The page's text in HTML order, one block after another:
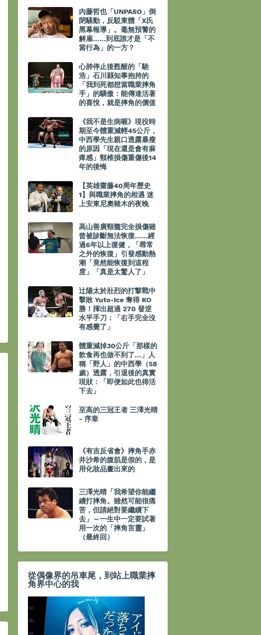
內藤哲也「UNPASO」倒
閉騷動，反駁東體「X氏
黑幕報導」。毫無預警的
解雇……到底誰才是「不
當行為」的一方？
心肺停止後甦醒的「馳
浩」石川縣知事抱持的
「我到死都想當職業摔角
手」的驕傲：能傳達活著
的喜悅，就是摔角的價值
《我不是生病喔》現役時
期至今體重減輕45公斤，
中西學先生親口透露暴瘦
的原因「現在還是會有麻
痺感」頸椎損傷重傷後14
年的後悔
【英雄齋藤40周年歷史
1】與職業摔角的相遇 迷
上安東尼奧豬木的夜晚
高山善廣頸髓完全損傷雖
曾被診斷無法恢復……經
過6年以上復健，「尋常
之外的恢復」引發感動熱
潮「竟然能恢復到這程
度」「真是太驚人了」
辻陽太於壯烈的打撃戰中
擊敗 Yuto-Ice 奪得 KO
勝！揮出超過 270 發逆
水平手刀：「右手完全沒
有感覺了」
體重減掉30公斤「那樣的
飲食再也做不到了…」人
稱「野人」的中西學（58
歲）透露，引退後的真實
現狀：「即便如此也得活
下去」
至高的三冠王者 三澤光晴
- 序章
《有吉反省會》摔角手赤
井沙希的腹肌是假的，是
用化妝品畫出來的
三澤光晴「我希望你能繼
續打摔角。雖然可能很痛
苦，但請絕對要繼續下
去」～一生中一定要試著
用一次的「摔角言靈」
（最終回）
從偶像界的吊車尾，到站上職業摔
角界中心的我